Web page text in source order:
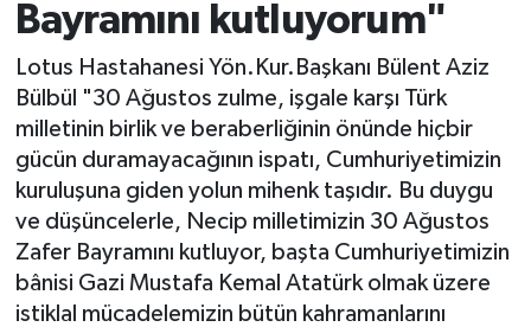
Bayramını kutluyorum"
Lotus Hastahanesi Yön.Kur.Başkanı Bülent Aziz
Bülbül "30 Ağustos zulme, işgale karşı Türk
milletinin birlik ve beraberliğinin önünde hiçbir
gücün duramayacağının ispatı, Cumhuriyetimizin
kuruluşuna giden yolun mihenk taşıdır. Bu duygu
ve düşüncelerle, Necip milletimizin 30 Ağustos
Zafer Bayramını kutluyor, başta Cumhuriyetimizin
bânisi Gazi Mustafa Kemal Atatürk olmak üzere
istiklal mücadelemizin bütün kahramanlarını
Süper Lig Puan Durumu ve Fikstür
Tüm Manşetler
Son Dakika Haberleri
Haber Arşivi